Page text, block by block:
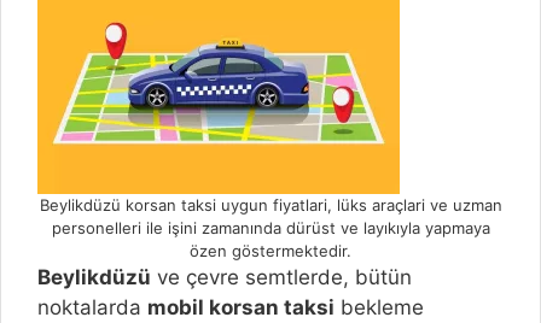
Beylikdüzü korsan taksi uygun fiyatlari, lüks araçlari ve uzman
personelleri ile işini zamanında dürüst ve layıkıyla yapmaya
özen göstermektedir.
Beylikdüzü ve çevre semtlerde, bütün
noktalarda mobil korsan taksi bekleme